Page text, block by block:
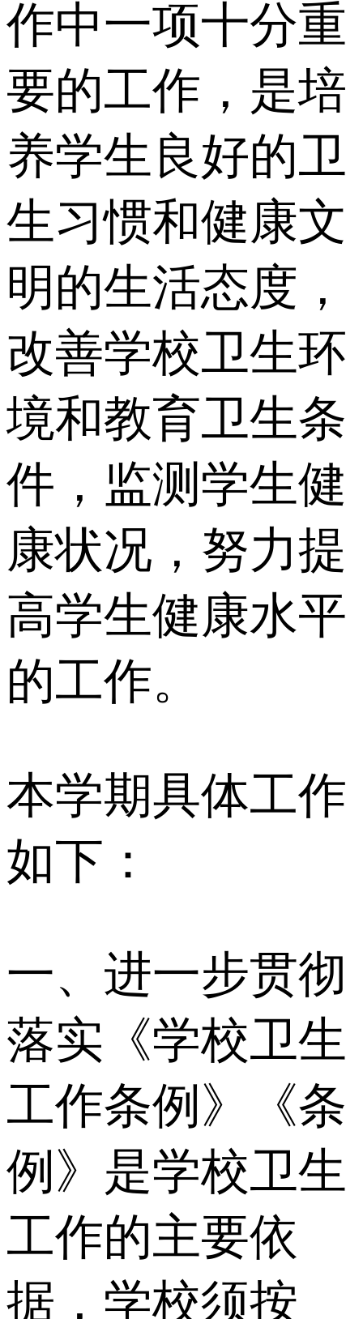
作中一项十分重
要的工作，是培
养学生良好的卫
生习惯和健康文
明的生活态度，
改善学校卫生环
境和教育卫生条
件，监测学生健
康状况，努力提
高学生健康水平
的工作。
本学期具体工作
如下：
一、进一步贯彻
落实《学校卫生
工作条例》《条
例》是学校卫生
工作的主要依
据，学校须按